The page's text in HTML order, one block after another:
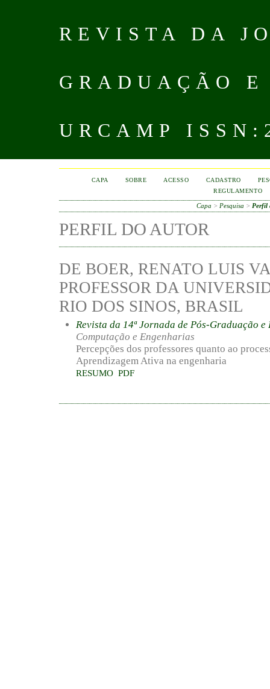
REVISTA DA
GRADUAÇÃO
URCAMP
CAPA SOBRE ACESSO CADASTRO
REGULAMENTO
Capa > Pesquisa > Perfil
PERFIL DO AUTOR
DE BOER, RENATO LUIS
PROFESSOR DA
RIO DOS SINOS, BRASIL
Revista da 14ª Jornada de Pós-Graduação
Computação e Engenharias
Percepções dos professores quanto ao
Aprendizagem Ativa na engenharia
RESUMO PDF